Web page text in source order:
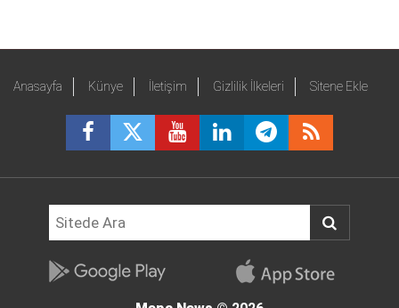
Anasayfa Künye İletişim Gizlilik İlkeleri Sitene Ekle